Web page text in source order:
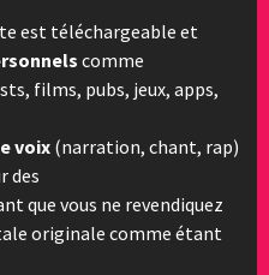
est téléchargeable et
comme
films, pubs, jeux, apps,
voix (narration, chant, rap)
des
que vous ne revendiquez
originale comme étant